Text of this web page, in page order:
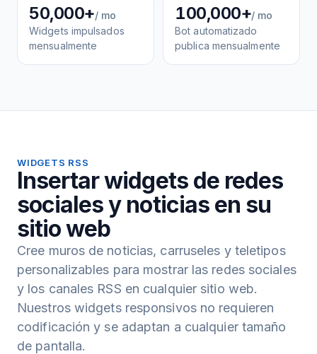
50,000+/ mo
Widgets impulsados
mensualmente
100,000+/ mo
Bot automatizado
publica mensualmente
WIDGETS RSS
Insertar widgets de redes
sociales y noticias en su
sitio web
Cree muros de noticias, carruseles y teletipos
personalizables para mostrar las redes sociales
y los canales RSS en cualquier sitio web.
Nuestros widgets responsivos no requieren
codificación y se adaptan a cualquier tamaño
de pantalla.